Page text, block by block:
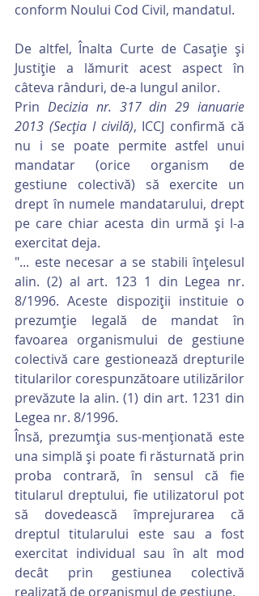
conform Noului Cod Civil, mandatul.
De altfel, Înalta Curte de Casație și
Justiție a lămurit acest aspect în
câteva rânduri, de-a lungul anilor.
Prin Decizia nr. 317 din 29 ianuarie
2013 (Secția I civilă), ICCJ confirmă că
nu i se poate permite astfel unui
mandatar (orice organism de
gestiune colectivă) să exercite un
drept în numele mandatarului, drept
pe care chiar acesta din urmă și l-a
exercitat deja.
"... este necesar a se stabili înţelesul
alin. (2) al art. 123 1 din Legea nr.
8/1996. Aceste dispoziţii instituie o
prezumţie legală de mandat în
favoarea organismului de gestiune
colectivă care gestionează drepturile
titularilor corespunzătoare utilizărilor
prevăzute la alin. (1) din art. 1231 din
Legea nr. 8/1996.
Însă, prezumţia sus-menţionată este
una simplă şi poate fi răsturnată prin
proba contrară, în sensul că fie
titularul dreptului, fie utilizatorul pot
să dovedească împrejurarea că
dreptul titularului este sau a fost
exercitat individual sau în alt mod
decât prin gestiunea colectivă
realizată de organismul de gestiune.